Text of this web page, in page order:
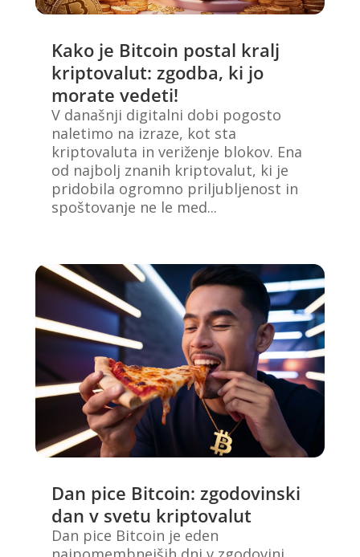
Kako je Bitcoin postal kralj
kriptovalut: zgodba, ki jo
morate vedeti!
V današnji digitalni dobi pogosto
naletimo na izraze, kot sta
kriptovaluta in veriženje blokov. Ena
od najbolj znanih kriptovalut, ki je
pridobila ogromno priljubljenost in
spoštovanje ne le med...
Dan pice Bitcoin: zgodovinski
dan v svetu kriptovalut
Dan pice Bitcoin je eden